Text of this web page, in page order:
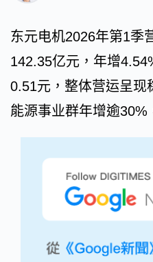
东元电机2026年第1季
142.35亿元，年增
0.51元，整体营运呈现
能源事业群年增逾30%